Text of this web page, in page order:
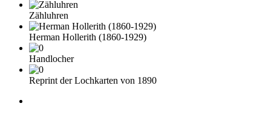
Zähluhren
Herman Hollerith (1860-1929)
Handlocher
Reprint der Lochkarten von 1890